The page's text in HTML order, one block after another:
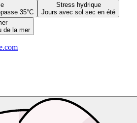
35°C
Stress hydrique
Jours avec sol sec en été
de la mer